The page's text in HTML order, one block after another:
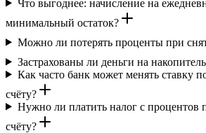
Что выгоднее: начисление на
минимальный остаток?
Можно ли потерять проценты при
Застрахованы ли деньги на
Как часто банк может менять ставку
счёту?
Нужно ли платить налог с процентов
счёту?